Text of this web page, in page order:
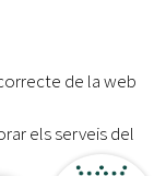
de la web
els serveis del